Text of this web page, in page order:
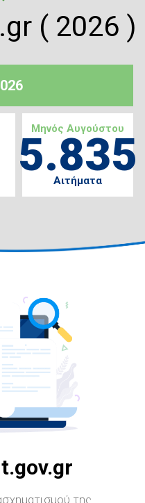
Μηνός Αυγούστου
5.835
Αιτήματα
( 2026 )
της